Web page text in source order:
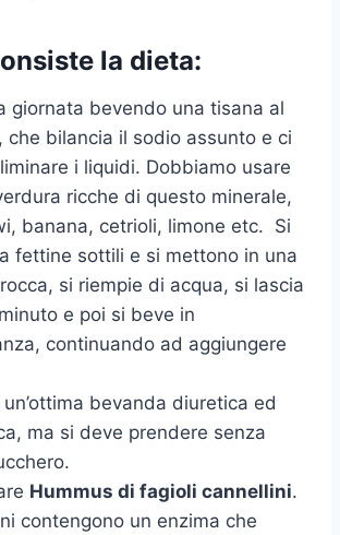
la dieta:
giornata bevendo una tisana al
che bilancia il sodio assunto e ci
i liquidi. Dobbiamo usare
ricche di questo minerale,
banana, cetrioli, limone etc. Si
fettine sottili e si mettono in una
si riempie di acqua, si lascia
e poi si beve in
continuando ad aggiungere
bevanda diuretica ed
ma si deve prendere senza
Hummus di fagioli cannellini.
contengono un enzima che